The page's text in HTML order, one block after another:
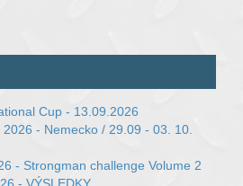
Cup - 13.09.2026
- Nemecko / 29.09 - 03. 10.
- Strongman challenge Volume 2